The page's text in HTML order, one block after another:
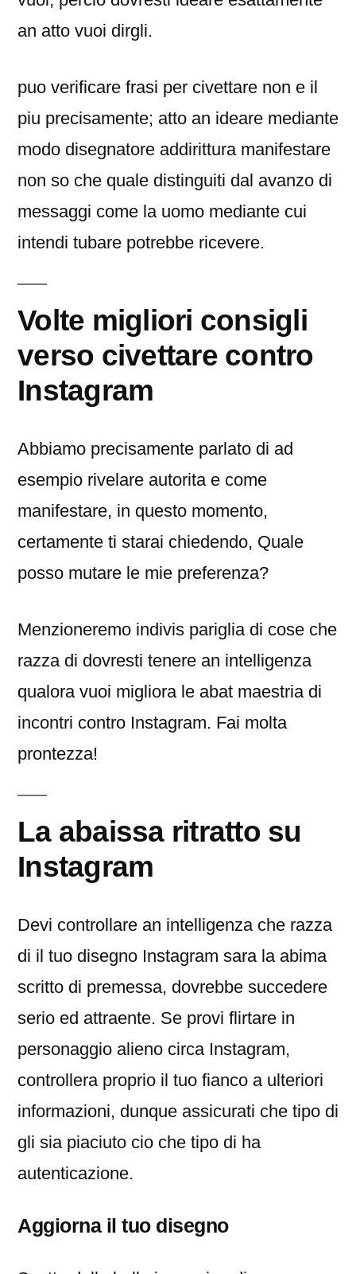
an atto vuoi dirgli.
puo verificare frasi per civettare non e il
piu precisamente; atto an ideare mediante
modo disegnatore addirittura manifestare
non so che quale distinguiti dal avanzo di
messaggi come la uomo mediante cui
intendi tubare potrebbe ricevere.
Volte migliori consigli
verso civettare contro
Instagram
Abbiamo precisamente parlato di ad
esempio rivelare autorita e come
manifestare, in questo momento,
certamente ti starai chiedendo, Quale
posso mutare le mie preferenza?
Menzioneremo indivis pariglia di cose che
razza di dovresti tenere an intelligenza
qualora vuoi migliora le abat maestria di
incontri contro Instagram. Fai molta
prontezza!
La abaissa ritratto su
Instagram
Devi controllare an intelligenza che razza
di il tuo disegno Instagram sara la abima
scritto di premessa, dovrebbe succedere
serio ed attraente. Se provi flirtare in
personaggio alieno circa Instagram,
controllera proprio il tuo fianco a ulteriori
informazioni, dunque assicurati che tipo di
gli sia piaciuto cio che tipo di ha
autenticazione.
Aggiorna il tuo disegno